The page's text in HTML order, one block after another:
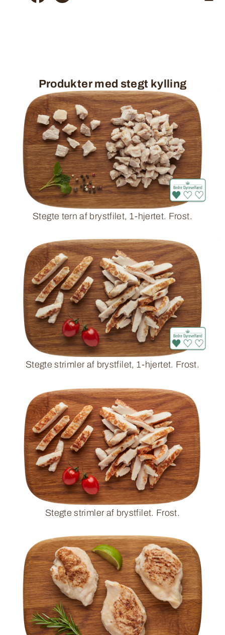
Produkter med stegt kylling
Stegte tern af brystfilet, 1-hjertet. Frost.
Stegte strimler af brystfilet, 1-hjertet. Frost.
Stegte strimler af brystfilet. Frost.